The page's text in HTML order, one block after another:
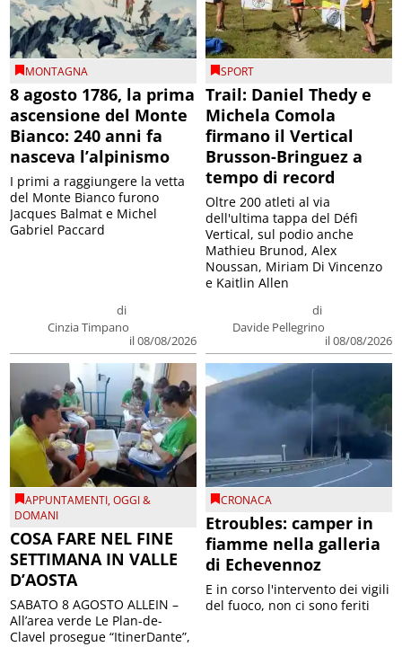
MONTAGNA
8 agosto 1786, la prima
ascensione del Monte
Bianco: 240 anni fa
nasceva l’alpinismo
di
Cinzia Timpano
il 08/08/2026
I primi a raggiungere la vetta
del Monte Bianco furono
Jacques Balmat e Michel
Gabriel Paccard
SPORT
Trail: Daniel Thedy e
Michela Comola
firmano il Vertical
Brusson-Bringuez a
tempo di record
di
Davide Pellegrino
il 08/08/2026
Oltre 200 atleti al via
dell'ultima tappa del Défì
Vertical, sul podio anche
Mathieu Brunod, Alex
Noussan, Miriam Di Vincenzo
e Kaitlin Allen
APPUNTAMENTI,OGGI &
DOMANI
COSA FARE NEL FINE
SETTIMANA IN VALLE
D’AOSTA
SABATO 8 AGOSTO ALLEIN –
All’area verde Le Plan-de-
Clavel prosegue “ItinerDante”,
CRONACA
Etroubles: camper in
fiamme nella galleria
di Echevennoz
E in corso l'intervento dei vigili
del fuoco, non ci sono feriti